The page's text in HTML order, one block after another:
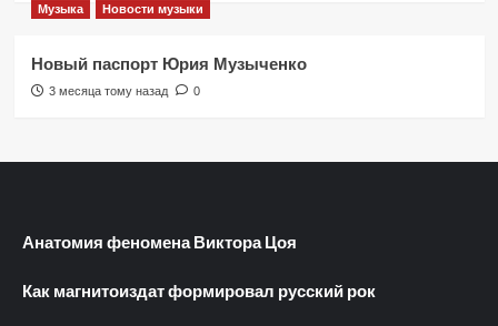
Музыка Новости музыки
Новый паспорт Юрия Музыченко
3 месяца тому назад 0
Анатомия феномена Виктора Цоя
Как магнитоиздат формировал русский рок